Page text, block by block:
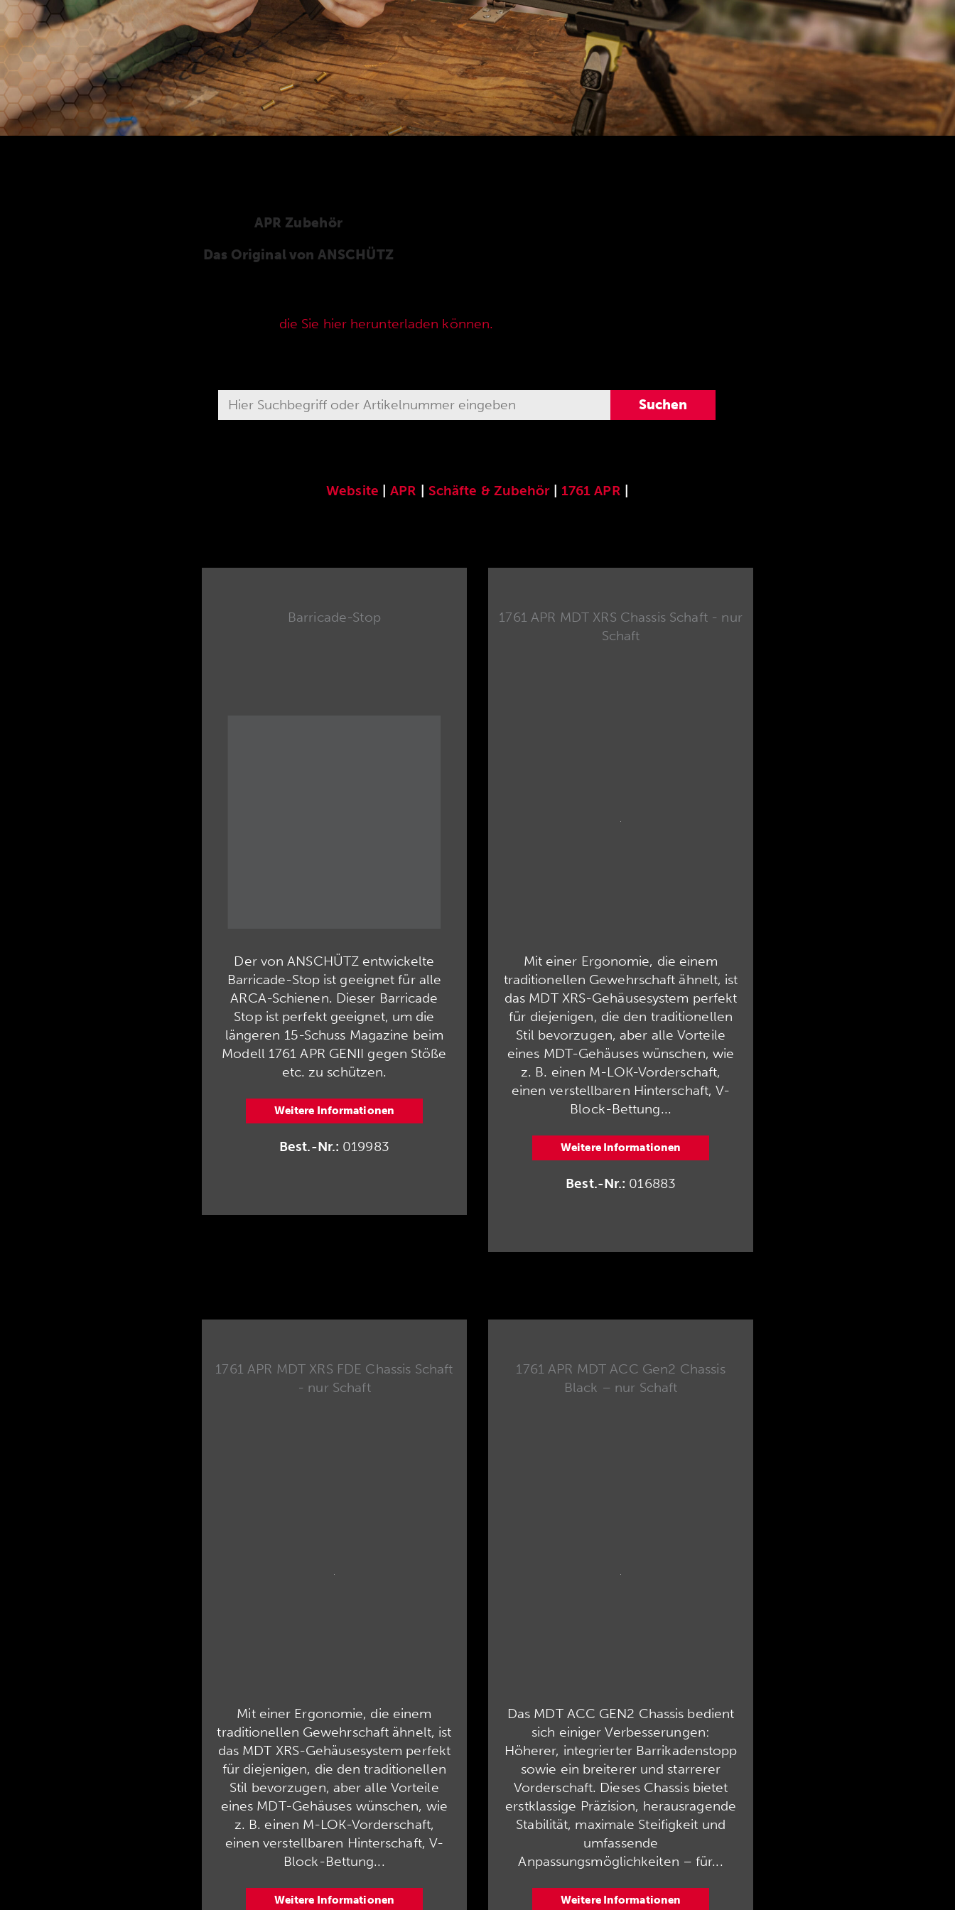
APR Zubehör
Das Original von ANSCHÜTZ
die Sie hier herunterladen können.
Website |APR Schäfte & Zubehör| 1761 APR
Barricade-Stop
Der von ANSCHÜTZ entwickelte
Barricade-Stop ist geeignet für alle
ARCA-Schienen. Dieser Barricade
Stop ist perfekt geeignet, um die
längeren 15-Schuss Magazine beim
Modell 1761 APR GENII gegen Stöße
etc. zu schützen.
Weitere Informationen
Best.-Nr.: 019983
1761 APR MDT XRS Chassis Schaft - nur
Schaft
Mit einer Ergonomie, die einem
traditionellen Gewehrschaft ähnelt, ist
das MDT XRS-Gehäusesystem perfekt
für diejenigen, die den traditionellen
Stil bevorzugen, aber alle Vorteile
eines MDT-Gehäuses wünschen, wie
z. B. einen M-LOK-Vorderschaft,
einen verstellbaren Hinterschaft, V-
Block-Bettung...
Weitere Informationen
Best.-Nr.: 016883
1761 APR MDT XRS FDE Chassis Schaft
- nur Schaft
Mit einer Ergonomie, die einem
traditionellen Gewehrschaft ähnelt, ist
das MDT XRS-Gehäusesystem perfekt
für diejenigen, die den traditionellen
Stil bevorzugen, aber alle Vorteile
eines MDT-Gehäuses wünschen, wie
z. B. einen M-LOK-Vorderschaft,
einen verstellbaren Hinterschaft, V-
Block-Bettung...
Weitere Informationen
1761 APR MDT ACC Gen2 Chassis
Black – nur Schaft
Das MDT ACC GEN2 Chassis bedient
sich einiger Verbesserungen:
Höherer, integrierter Barrikadenstopp
sowie ein breiterer und starrerer
Vorderschaft. Dieses Chassis bietet
erstklassige Präzision, herausragende
Stabilität, maximale Steifigkeit und
umfassende
Anpassungsmöglichkeiten – für...
Weitere Informationen